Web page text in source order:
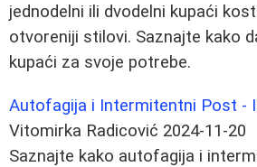
jednodelni ili dvodelni kupaći
otvoreniji stilovi. Saznajte kako
kupaći za svoje potrebe.
Autofagija i Intermitentni Post -
Vitomirka Radicović 2024-11-20
Saznajte kako autofagija i